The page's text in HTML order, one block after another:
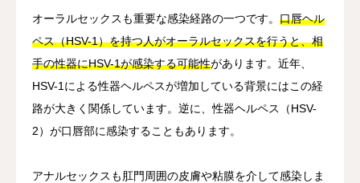
オーラルセックスも重要な感染経路の一つです。 口唇ヘル
ペス（HSV-1）を持つ人がオーラルセックスを行うと、相
手の性器にHSV-1が感染する可能性があります。近年、
HSV-1による性器ヘルペスが増加している背景にはこの経
路が大きく関係しています。逆に、性器ヘルペス（HSV-
2）が口唇部に感染することもあります。
アナルセックスも肛門周囲の皮膚や粘膜を介して感染しま